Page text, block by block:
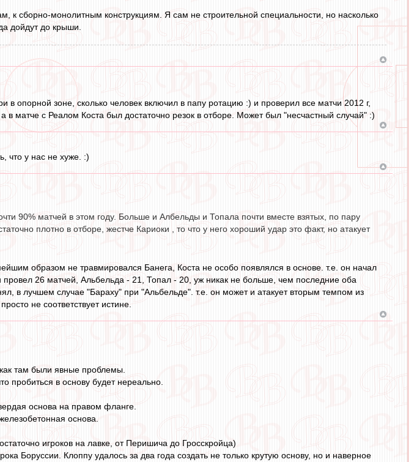
к сборно-монолитным конструкциям. Я сам не строительной специальности, но насколько
дойдут до крыши.
опорной зоне, сколько человек включил в папу ротацию :) и проверил все матчи 2012 г,
в матче с Реалом Коста был достаточно резок в отборе. Может был "несчастный случай" :)
что у нас не хуже. :)
90% матчей в этом году. Больше и Албельды и Топала почти вместе взятых, по пару
плотно в отборе, жестче Кариоки , то что у него хороший удар это факт, но атакует
образом не травмировался Банега, Коста не особо появлялся в основе. т.е. он начал
провел 26 матчей, Альбельда - 21, Топал - 20, уж никак не больше, чем последние оба
в лучшем случае "Бараху" при "Альбельде". т.е. он может и атакует вторым темпом из
не соответствует истине.
там были явные проблемы.
пробиться в основу будет нереально.
основа на правом фланге.
основа.
игроков на лавке, от Перишича до Гросскройца)
Боруссии. Клоппу удалось за два года создать не только крутую основу, но и наверное